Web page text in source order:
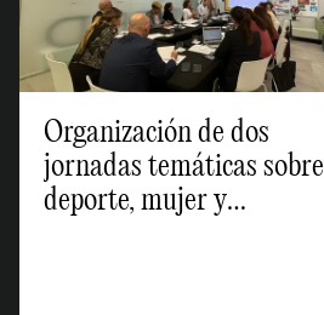
Organización de dos
jornadas temáticas sobre
deporte, mujer y